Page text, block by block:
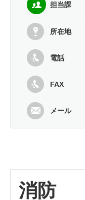
担当課
所在地
電話
FAX
メール
消防